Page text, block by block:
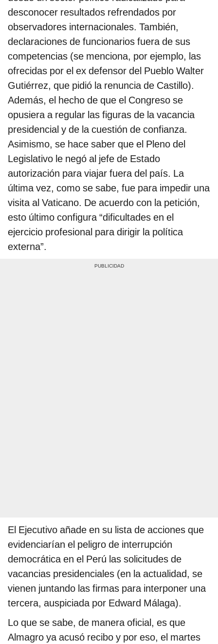
desconocer resultados refrendados por
observadores internacionales. También,
declaraciones de funcionarios fuera de sus
competencias (se menciona, por ejemplo, las
ofrecidas por el ex defensor del Pueblo Walter
Gutiérrez, que pidió la renuncia de Castillo).
Además, el hecho de que el Congreso se
opusiera a regular las figuras de la vacancia
presidencial y de la cuestión de confianza.
Asimismo, se hace saber que el Pleno del
Legislativo le negó al jefe de Estado
autorización para viajar fuera del país. La
última vez, como se sabe, fue para impedir una
visita al Vaticano. De acuerdo con la petición,
esto último configura “dificultades en el
ejercicio profesional para dirigir la política
externa”.
El Ejecutivo añade en su lista de acciones que
evidenciarían el peligro de interrupción
democrática en el Perú las solicitudes de
vacancias presidenciales (en la actualidad, se
vienen juntando las firmas para interponer una
tercera, auspiciada por Edward Málaga).
Lo que se sabe, de manera oficial, es que
Almagro ya acusó recibo y por eso, el martes